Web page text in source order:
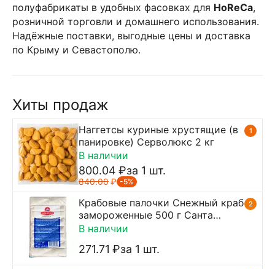
полуфабрикаты в удобных фасовках для HoReCa,
розничной торговли и домашнего использования.
Надёжные поставки, выгодные цены и доставка
по Крыму и Севастополю.
Хиты продаж
1
Наггетсы куриные хрустящие (в
панировке) Серволюкс 2 кг
В наличии
800.04 ₽за 1 шт.
840.00₽ -5%
2
Крабовые палочки Снежный краб
замороженные 500 г Санта
Бремор
В наличии
271.71 ₽за 1 шт.